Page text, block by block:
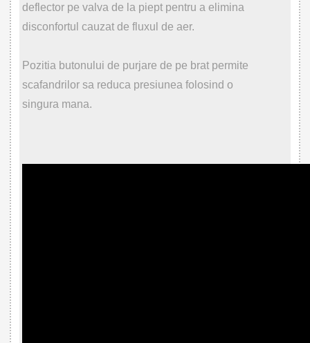
deflector pe valva de la piept pentru a elimina
disconfortul cauzat de fluxul de aer.
Pozitia butonului de purjare de pe brat permite
scafandrilor sa reduca presiunea folosind o
singura mana.